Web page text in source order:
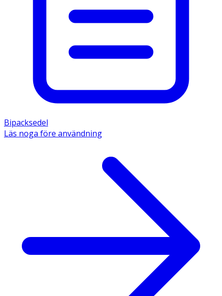
Bipacksedel
Läs noga före användning